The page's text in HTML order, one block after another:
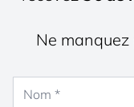
Ne manquez